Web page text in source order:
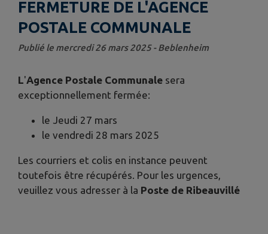
FERMETURE DE L'AGENCE
POSTALE COMMUNALE
Publié le mercredi 26 mars 2025 - Beblenheim
L'Agence Postale Communale sera
exceptionnellement fermée:
le Jeudi 27 mars
le vendredi 28 mars 2025
Les courriers et colis en instance peuvent
toutefois être récupérés. Pour les urgences,
veuillez vous adresser à la Poste de Ribeauvillé